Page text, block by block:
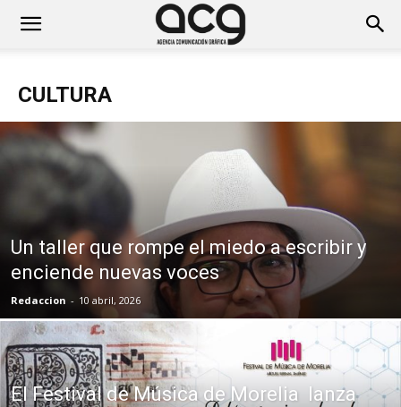
CULTURA
Un taller que rompe el miedo a escribir y
enciende nuevas voces
Redaccion - 10 abril, 2026
El Festival de Música de Morelia lanza